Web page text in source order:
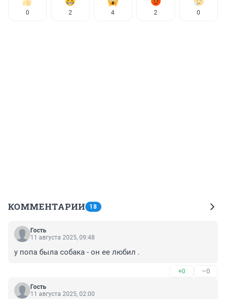
0 2 4 2 0
КОММЕНТАРИИ 18
Гость
11 августа 2025, 09:48
у попа была собака - он ее любил .
+0 –0
Гость
11 августа 2025, 02:00